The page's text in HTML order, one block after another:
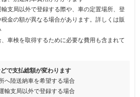
支局以外で登録する際や、車の定置場所、登
金の額が異なる場合があります。詳しくは販
車検を取得するために必要な費用も含まれて
で支払総額が変わります
へ陸送納車を希望する場合
輸支局以外で登録する場合